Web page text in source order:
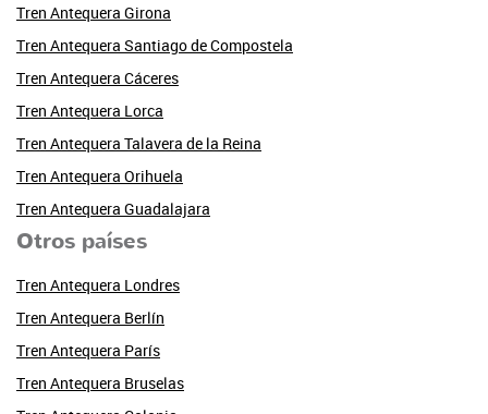
Tren Antequera Girona
Tren Antequera Santiago de Compostela
Tren Antequera Cáceres
Tren Antequera Lorca
Tren Antequera Talavera de la Reina
Tren Antequera Orihuela
Tren Antequera Guadalajara
Otros países
Tren Antequera Londres
Tren Antequera Berlín
Tren Antequera París
Tren Antequera Bruselas